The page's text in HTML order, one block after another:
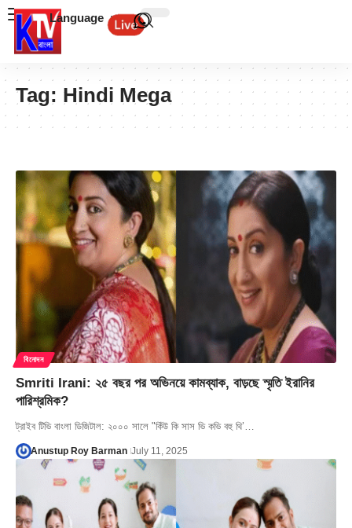
Language
Tag: Hindi Mega
বিনোদন
Smriti Irani: ২৫ বছর পর অভিনয়ে কামব্যাক, বাড়ছে স্মৃতি ইরানির
পারিশ্রমিক?
ট্রাইব টিভি বাংলা ডিজিটাল: ২০০০ সালে "কিঁউ কি সাস ভি কভি বহু থি’…
Anustup Roy Barman July 11, 2025